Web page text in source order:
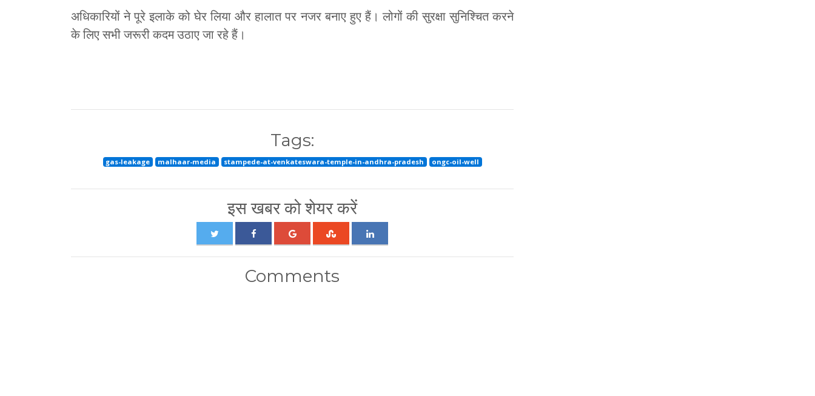
अधिकारियों ने पूरे इलाके को घेर लिया और हालात पर नजर बनाए हुए हैं। लोगों की सुरक्षा सुनिश्चित करने
के लिए सभी जरूरी कदम उठाए जा रहे हैं।
Tags:
gas-leakage malhaar-media stampede-at-venkateswara-temple-in-andhra-pradesh ongc-oil-well
इस खबर को शेयर करें
Comments